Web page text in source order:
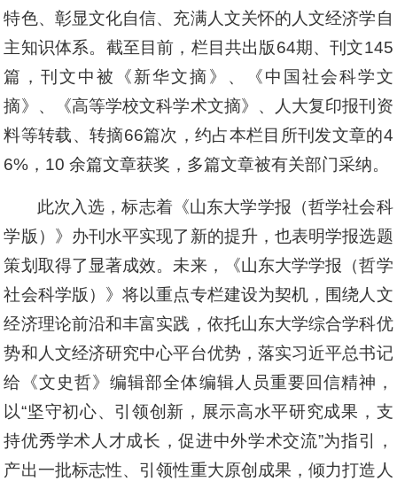
特色、彰显文化自信、充满人文关怀的人文经济学自
主知识体系。截至目前，栏目共出版64期、刊文145
篇，刊文中被《新华文摘》、《中国社会科学文
摘》、《高等学校文科学术文摘》、人大复印报刊资
料等转载、转摘66篇次，约占本栏目所刊发文章的4
6%，10 余篇文章获奖，多篇文章被有关部门采纳。
此次入选，标志着《山东大学学报（哲学社会科
学版）》办刊水平实现了新的提升，也表明学报选题
策划取得了显著成效。未来，《山东大学学报（哲学
社会科学版）》将以重点专栏建设为契机，围绕人文
经济理论前沿和丰富实践，依托山东大学综合学科优
势和人文经济研究中心平台优势，落实习近平总书记
给《文史哲》编辑部全体编辑人员重要回信精神，
以“坚守初心、引领创新，展示高水平研究成果，支
持优秀学术人才成长，促进中外学术交流”为指引，
产出一批标志性、引领性重大原创成果，倾力打造人